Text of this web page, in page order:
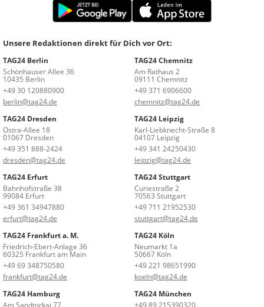
Unsere Redaktionen direkt für Dich vor Ort:
TAG24 Berlin
Schönhauser Allee 36
10435 Berlin
+49 30 120880900
berlin@tag24.de
TAG24 Chemnitz
Am Rathaus 2
09111 Chemnitz
+49 371 6906600
chemnitz@tag24.de
TAG24 Dresden
Ostra-Allee 18
01067 Dresden
+49 351 888-2424
dresden@tag24.de
TAG24 Leipzig
Karl-Liebknecht-Straße 8
04107 Leipzig
+49 341 24250430
leipzig@tag24.de
TAG24 Erfurt
Bahnhofstraße 38
99084 Erfurt
+49 361 34947880
erfurt@tag24.de
TAG24 Stuttgart
Curiestraße 2
70563 Stuttgart
+49 711 21952530
stuttgart@tag24.de
TAG24 Frankfurt a. M.
Friedrich-Ebert-Anlage 36
60325 Frankfurt am Main
+49 69 348750580
frankfurt@tag24.de
TAG24 Köln
Neumarkt 1a
50667 Köln
+49 221 98651990
koeln@tag24.de
TAG24 Hamburg
Am Sandtorkai 77
TAG24 München
+49 89 215390320